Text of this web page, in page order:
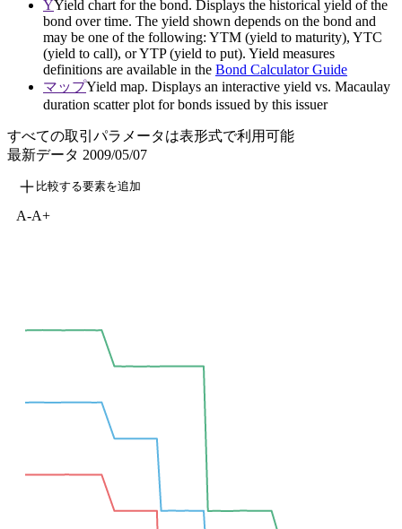
YYield chart for the bond. Displays the historical yield of the
bond over time. The yield shown depends on the bond and
may be one of the following: YTM (yield to maturity), YTC
(yield to call), or YTP (yield to put). Yield measures
definitions are available in the Bond Calculator Guide
マップYield map. Displays an interactive yield vs. Macaulay
duration scatter plot for bonds issued by this issuer
すべての取引パラメータは表形式で利用可能
最新データ 2009/05/07
比較する要素を追加